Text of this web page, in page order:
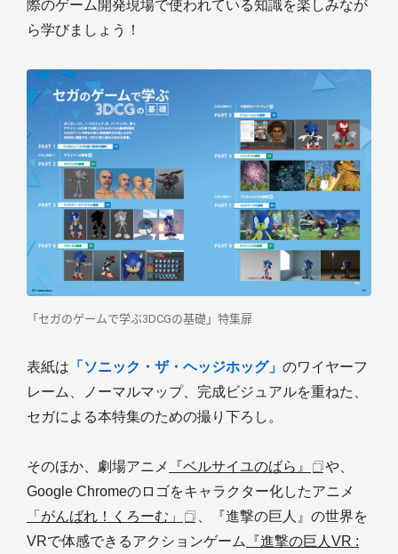
際のゲーム開発現場で使われている知識を楽しみなが
ら学びましょう！
「セガのゲームで学ぶ3DCGの基礎」特集扉
表紙は 「ソニック・ザ・ヘッジホッグ」 のワイヤーフ
レーム、ノーマルマップ、完成ビジュアルを重ねた、
セガによる本特集のための撮り下ろし。
そのほか、劇場アニメ 『ベルサイユのばら』
や、
Google Chromeのロゴをキャラクター化したアニメ
「がんばれ！くろーむ」
、『進撃の巨人』の世界を
VRで体感できるアクションゲーム
『進撃の巨人VR :